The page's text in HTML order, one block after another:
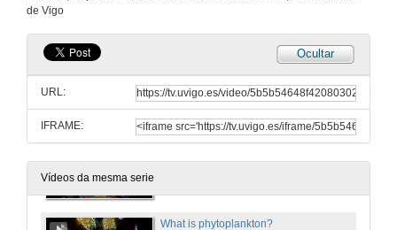
de Vigo
Ocultar
URL:
IFRAME:
Vídeos da mesma serie
What determines the slope of a beach?
10 de maio de 2016
Do industrial robots steal jobs from humans?
What is phytoplankton?